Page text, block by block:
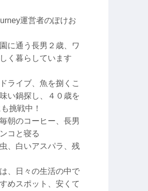
運営者のぽけお
に通う長男２歳、ワ
く暮らしています
ライブ、魚を捌くこ
い鍋探し、４０歳を
挑戦中！
朝のコーヒー、長男
コと寝る
、白いアスパラ、残
、日々の生活の中で
めスポット、安くて